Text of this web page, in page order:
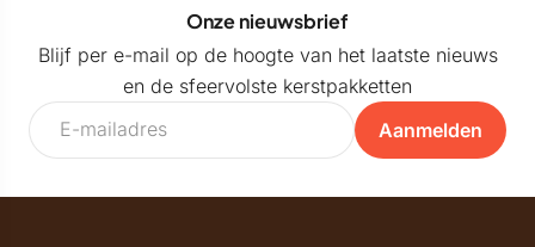
Onze nieuwsbrief
Blijf per e-mail op de hoogte van het laatste nieuws
en de sfeervolste kerstpakketten
Aanmelden